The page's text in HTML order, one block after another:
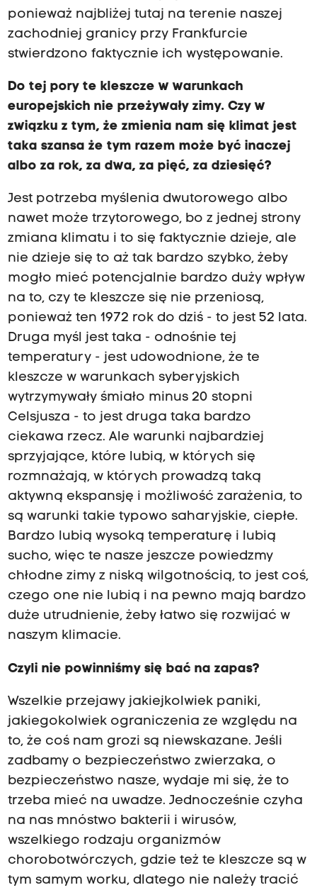
ponieważ najbliżej tutaj na terenie naszej
zachodniej granicy przy Frankfurcie
stwierdzono faktycznie ich występowanie.
Do tej pory te kleszcze w warunkach
europejskich nie przeżywały zimy. Czy w
związku z tym, że zmienia nam się klimat jest
taka szansa że tym razem może być inaczej
albo za rok, za dwa, za pięć, za dziesięć?
Jest potrzeba myślenia dwutorowego albo
nawet może trzytorowego, bo z jednej strony
zmiana klimatu i to się faktycznie dzieje, ale
nie dzieje się to aż tak bardzo szybko, żeby
mogło mieć potencjalnie bardzo duży wpływ
na to, czy te kleszcze się nie przeniosą,
ponieważ ten 1972 rok do dziś - to jest 52 lata.
Druga myśl jest taka - odnośnie tej
temperatury - jest udowodnione, że te
kleszcze w warunkach syberyjskich
wytrzymywały śmiało minus 20 stopni
Celsjusza - to jest druga taka bardzo
ciekawa rzecz. Ale warunki najbardziej
sprzyjające, które lubią, w których się
rozmnażają, w których prowadzą taką
aktywną ekspansję i możliwość zarażenia, to
są warunki takie typowo saharyjskie, ciepłe.
Bardzo lubią wysoką temperaturę i lubią
sucho, więc te nasze jeszcze powiedzmy
chłodne zimy z niską wilgotnością, to jest coś,
czego one nie lubią i na pewno mają bardzo
duże utrudnienie, żeby łatwo się rozwijać w
naszym klimacie.
Czyli nie powinniśmy się bać na zapas?
Wszelkie przejawy jakiejkolwiek paniki,
jakiegokolwiek ograniczenia ze względu na
to, że coś nam grozi są niewskazane. Jeśli
zadbamy o bezpieczeństwo zwierzaka, o
bezpieczeństwo nasze, wydaje mi się, że to
trzeba mieć na uwadze. Jednocześnie czyha
na nas mnóstwo bakterii i wirusów,
wszelkiego rodzaju organizmów
chorobotwórczych, gdzie też te kleszcze są w
tym samym worku, dlatego nie należy tracić